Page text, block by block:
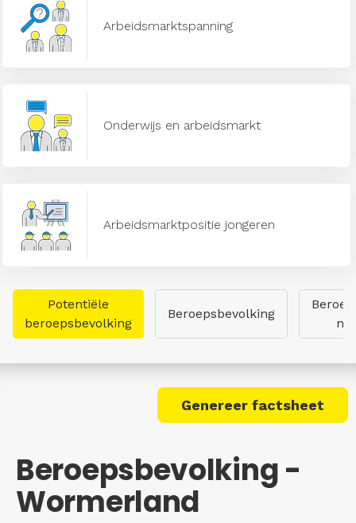
Arbeidsmarktspanning
Onderwijs en arbeidsmarkt
Arbeidsmarktpositie jongeren
Potentiële
beroepsbevolking
Beroepsbevolking
Genereer factsheet
Beroepsbevolking -
Wormerland